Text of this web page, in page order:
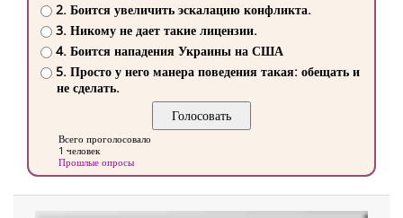
2. Боится увеличить эскалацию конфликта.
3. Никому не дает такие лицензии.
4. Боится нападения Украины на США
5. Просто у него манера поведения такая: обещать и
не сделать.
Всего проголосовало
1 человек
Прошлые опросы